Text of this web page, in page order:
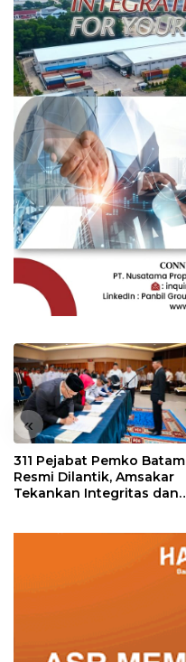
«
311 Pejabat Pemko Batam
Resmi Dilantik, Amsakar
Tekankan Integritas dan